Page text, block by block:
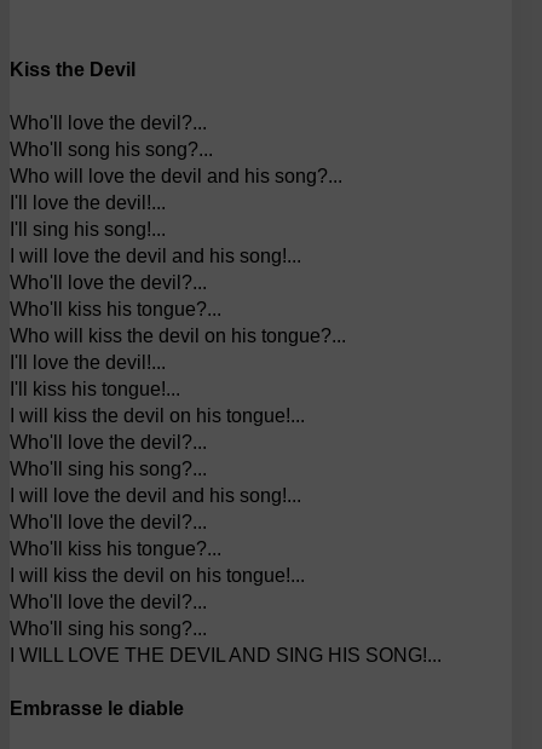
Kiss the Devil
Who'll love the devil?...
Who'll song his song?...
Who will love the devil and his song?...
I'll love the devil!...
I'll sing his song!...
I will love the devil and his song!...
Who'll love the devil?...
Who'll kiss his tongue?...
Who will kiss the devil on his tongue?...
I'll love the devil!...
I'll kiss his tongue!...
I will kiss the devil on his tongue!...
Who'll love the devil?...
Who'll sing his song?...
I will love the devil and his song!...
Who'll love the devil?...
Who'll kiss his tongue?...
I will kiss the devil on his tongue!...
Who'll love the devil?...
Who'll sing his song?...
I WILL LOVE THE DEVIL AND SING HIS SONG!...
Embrasse le diable